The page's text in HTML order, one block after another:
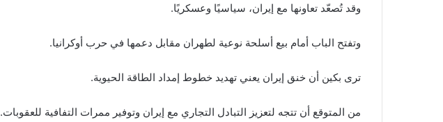
وقد تُصعّد تعاونها مع إيران، سياسيًا وعسكريًا.
وتفتح الباب أمام بيع أسلحة نوعية لطهران مقابل دعمها في حرب أوكرانيا.
ترى بكين أن خنق إيران يعني تهديد خطوط إمداد الطاقة الحيوية.
من المتوقع أن تتجه لتعزيز التبادل التجاري مع إيران وتوفير ممرات التفافية للعقوبات.